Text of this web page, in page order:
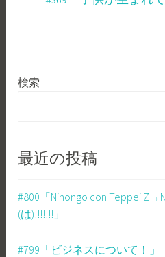
シ
検索
最近の投稿
#800「Nihongo con Teppei
(は)!!!!!!!」
#799「ビジネスについて！」